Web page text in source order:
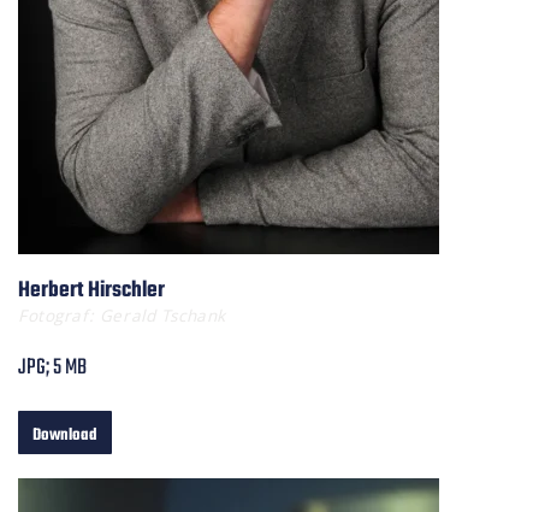
Herbert Hirschler
Fotograf: Gerald Tschank
JPG; 5 MB
Download